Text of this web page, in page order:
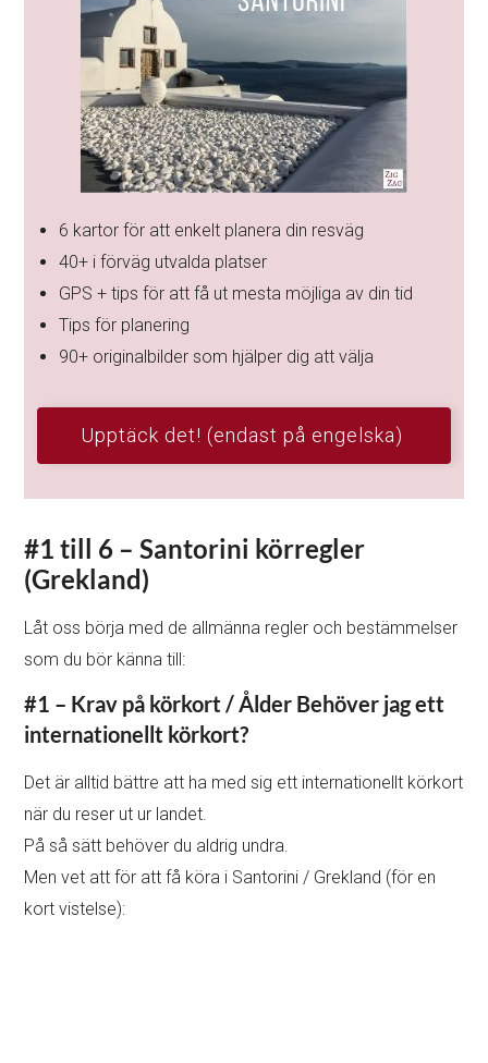
6 kartor för att enkelt planera din resväg
40+ i förväg utvalda platser
GPS + tips för att få ut mesta möjliga av din tid
Tips för planering
90+ originalbilder som hjälper dig att välja
Upptäck det! (endast på engelska)
#1 till 6 – Santorini körregler
(Grekland)
Låt oss börja med de allmänna regler och bestämmelser
som du bör känna till:
#1 – Krav på körkort / Ålder Behöver jag ett
internationellt körkort?
Det är alltid bättre att ha med sig ett internationellt körkort
när du reser ut ur landet.
På så sätt behöver du aldrig undra.
Men vet att för att få köra i Santorini / Grekland (för en
kort vistelse):